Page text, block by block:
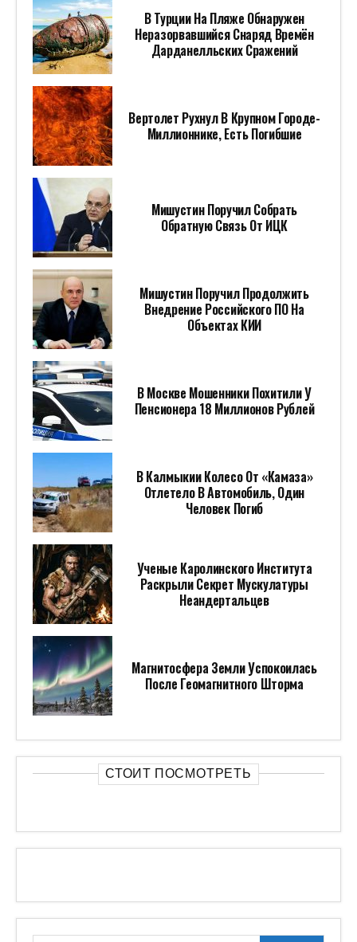
В Турции На Пляже Обнаружен
Неразорвавшийся Снаряд Времён
Дарданелльских Сражений
Вертолет Рухнул В Крупном Городе-
Миллионнике, Есть Погибшие
Мишустин Поручил Собрать
Обратную Связь От ИЦК
Мишустин Поручил Продолжить
Внедрение Российского ПО На
Объектах КИИ
В Москве Мошенники Похитили У
Пенсионера 18 Миллионов Рублей
В Калмыкии Колесо От «Камаза»
Отлетело В Автомобиль, Один
Человек Погиб
Ученые Каролинского Института
Раскрыли Секрет Мускулатуры
Неандертальцев
Магнитосфера Земли Успокоилась
После Геомагнитного Шторма
СТОИТ ПОСМОТРЕТЬ